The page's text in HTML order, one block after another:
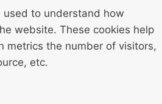
used to understand how
website. These cookies help
metrics the number of visitors,
etc.